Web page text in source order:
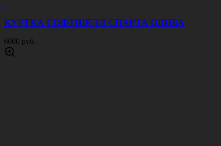
КУРТКА СОФТШЕЛЛ СПАРТА ОЛИВА
6000 руб.